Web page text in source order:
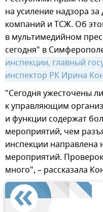
на усиление надзора
компаний и ТСЖ. Об
в мультимедийном
сегодня" в
инспекции, главный
инспектор РК Ирина
"Сегодня ужесточены
к управляющим
и функции содержат
мероприятий, чем
инспекции направлена
мероприятий.
много", – рассказала